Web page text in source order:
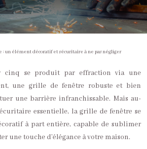
un élément décoratif et sécuritaire à ne pas négliger
cinq se produit par effraction via une
une grille de fenêtre robuste et bien
une barrière infranchissable. Mais au-
essentielle, la grille de fenêtre se
à part entière, capable de sublimer
une touche d’élégance à votre maison.